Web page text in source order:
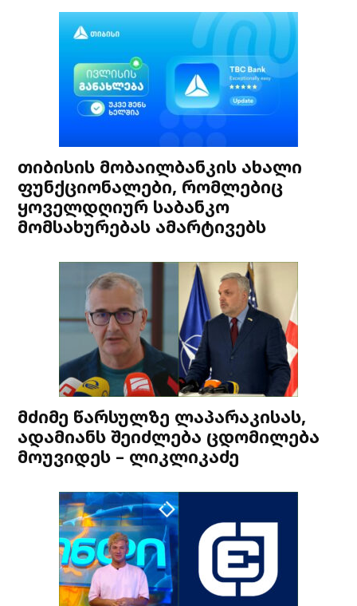
თიბისის მობაილბანკის ახალი
ფუნქციონალები, რომლებიც
ყოველდღიურ საბანკო
მომსახურებას ამარტივებს
მძიმე წარსულზე ლაპარაკისას,
ადამიანს შეიძლება ცდომილება
მოუვიდეს – ლიკლიკაძე